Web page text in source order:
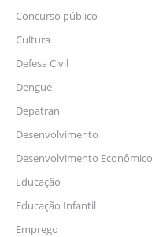
Concurso público
Cultura
Defesa Civil
Dengue
Depatran
Desenvolvimento
Desenvolvimento Econômico
Educação
Educação Infantil
Emprego